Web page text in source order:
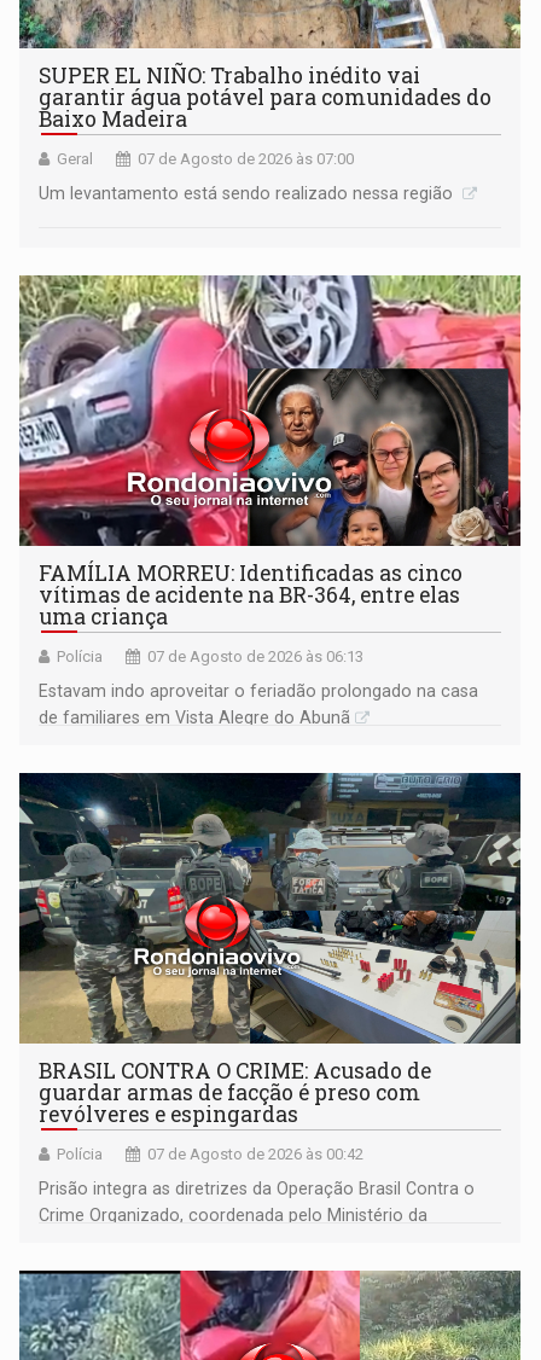
SUPER EL NIÑO: Trabalho inédito vai
garantir água potável para comunidades do
Baixo Madeira
Geral 07 de Agosto de 2026 às 07:00
Um levantamento está sendo realizado nessa região
FAMÍLIA MORREU: Identificadas as cinco
vítimas de acidente na BR-364, entre elas
uma criança
Polícia 07 de Agosto de 2026 às 06:13
Estavam indo aproveitar o feriadão prolongado na casa
de familiares em Vista Alegre do Abunã
BRASIL CONTRA O CRIME: Acusado de
guardar armas de facção é preso com
revólveres e espingardas
Polícia 07 de Agosto de 2026 às 00:42
Prisão integra as diretrizes da Operação Brasil Contra o
Crime Organizado, coordenada pelo Ministério da